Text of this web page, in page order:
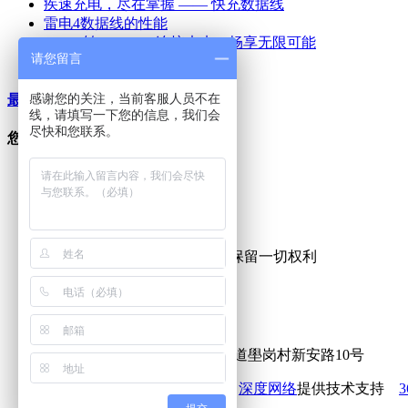
疾速充电，尽在掌握 —— 快充数据线
雷电4数据线的性能
HDMI转Type-C：连接未来，畅享无限可能
什么是雷电3数据线？
最新资讯文章
您的浏览历史
版权所有@2015-2020 容川博 保留一切权利
免费服务热线：13620960272
E-mail:marketing@richupon.com
地址：广东深圳宝安区沙井街道壆岗村新安路10号
备案号:粤ICP备15097434号-1 深度网络提供技术支持
请您留言
感谢您的关注，当前客服人员不在
线，请填写一下您的信息，我们会
尽快和您联系。